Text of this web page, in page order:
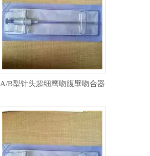
A/B型针头超细鹰吻腹壁吻合器